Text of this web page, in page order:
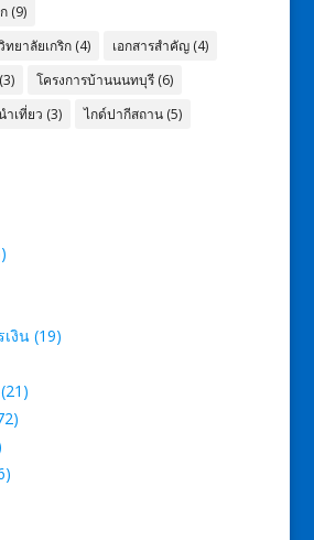
(9)
ยาลัยเกริก(4) เอกสารสำคัญ(4)
(3) โครงการบ้านนนทบุรี(6)
ำเที่ยว (3) ไกด์ปากีสถาน(5)
งิน(19)
(21)